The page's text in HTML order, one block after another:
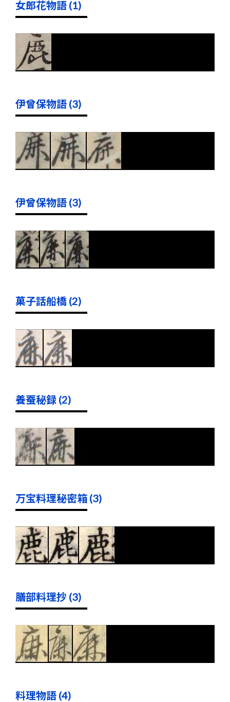
女郎花物語 (1)
伊曾保物語 (3)
伊曾保物語 (3)
菓子話船橋 (2)
養蚕秘録 (2)
万宝料理秘密箱 (3)
膳部料理抄 (3)
料理物語 (4)